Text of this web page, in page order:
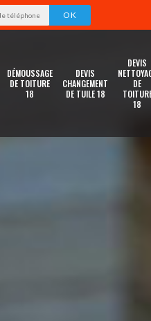
DÉMOUSSAGE
DE TOITURE
18
DEVIS
CHANGEMENT
DE TUILE 18
DEVIS
DE
18